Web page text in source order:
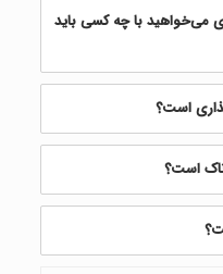
می‌خواهید با چه کسی باید
است؟
است؟